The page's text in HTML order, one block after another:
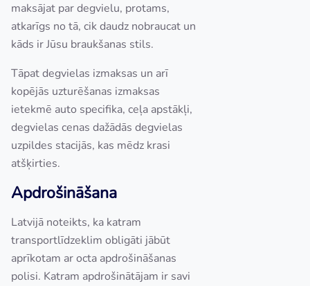
maksājat par degvielu, protams,
atkarīgs no tā, cik daudz nobraucat un
kāds ir Jūsu braukšanas stils.
Tāpat degvielas izmaksas un arī
kopējās uzturēšanas izmaksas
ietekmē auto specifika, ceļa apstākļi,
degvielas cenas dažādās degvielas
uzpildes stacijās, kas mēdz krasi
atšķirties.
Apdrošināšana
Latvijā noteikts, ka katram
transportlīdzeklim obligāti jābūt
aprīkotam ar octa apdrošināšanas
polisi. Katram apdrošinātājam ir savi